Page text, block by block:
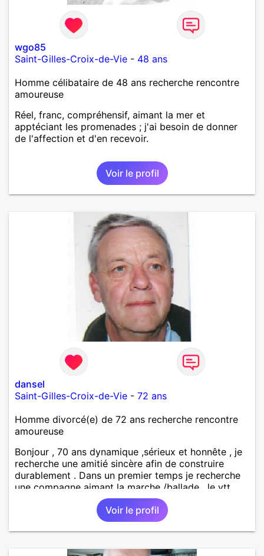
wgo85
Saint-Gilles-Croix-de-Vie - 48 ans
Homme célibataire de 48 ans recherche rencontre
amoureuse
Réel, franc, compréhensif, aimant la mer et
apptéciant les promenades ; j'ai besoin de donner
de l'affection et d'en recevoir.
Voir le profil
dansel
Saint-Gilles-Croix-de-Vie - 72 ans
Homme divorcé(e) de 72 ans recherche rencontre
amoureuse
Bonjour , 70 ans dynamique ,sérieux et honnête , je
recherche une amitié sincère afin de construire
durablement . Dans un premier temps je recherche
une compagne aimant la marche /ballade , le vtt ....
le long de l'océan ....J'aime les animaux ,chevaux en
particulier . Un premier contact n'engage à rien bien
Voir le profil